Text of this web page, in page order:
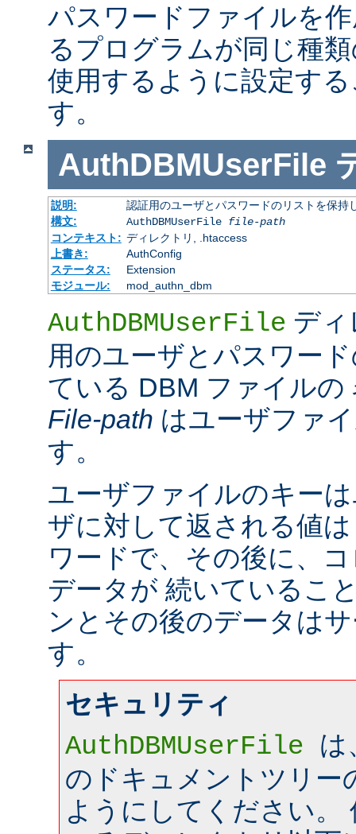
パスワードファイルを
るプログラムが同じ種
使用するように設定す
す。
AuthDBMUserFile
説明:
認証用のユーザとパスワードのリストを保
構文:
AuthDBMUserFile file-path
コンテキスト: ディレクトリ, .htaccess
上書き:
AuthConfig
ステータス:
Extension
モジュール:
mod_authn_dbm
AuthDBMUserFile デ
用のユーザとパスワー
ている DBM ファイルの
File-path はユーザファ
す。
ユーザファイルのキー
ザに対して返される値
ワードで、その後に、
データが 続いているこ
ンとその後のデータは
す。
セキュリティ
AuthDBMUserFile は
のドキュメントツリー
ようにしてください。